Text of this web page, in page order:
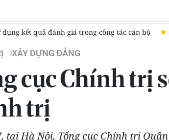
bộ Triển khai quyết liệt, thực chất các
XÂY DỰNG ĐẢNG
cục Chính trị
trị
tại Hà Nội, Tổng cục Chính trị